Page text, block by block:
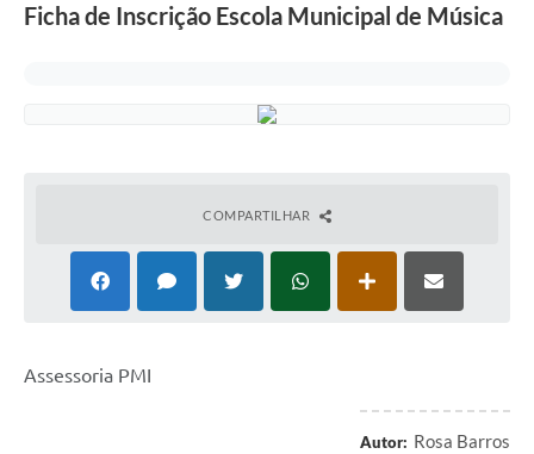
Ficha de Inscrição Escola Municipal de Música
COMPARTILHAR
Assessoria PMI
Autor: Rosa Barros